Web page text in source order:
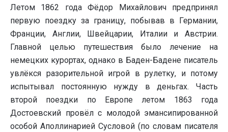
Летом 1862 года Фёдор Михайлович предпринял
первую поездку за границу, побывав в Германии,
Франции, Англии, Швейцарии, Италии и Австрии.
Главной целью путешествия было лечение на
немецких курортах, однако в Баден-Бадене писатель
увлёкся разорительной игрой в рулетку, и потому
испытывал постоянную нужду в деньгах. Часть
второй поездки по Европе летом 1863 года
Достоевский провёл с молодой эмансипированной
особой Аполлинарией Сусловой (по словам писателя